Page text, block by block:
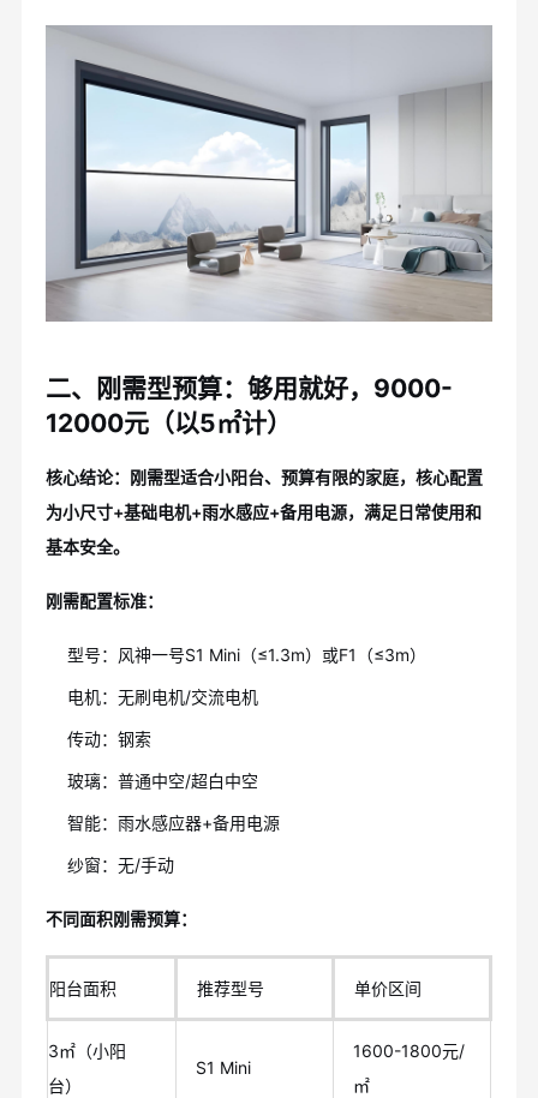
二、刚需型预算：够用就好，9000-
12000元（以5㎡计）
核心结论：刚需型适合小阳台、预算有限的家庭，核心配置
为小尺寸+基础电机+雨水感应+备用电源，满足日常使用和
基本安全。
刚需配置标准：
型号：风神一号S1 Mini（≤1.3m）或F1（≤3m）
电机：无刷电机/交流电机
传动：钢索
玻璃：普通中空/超白中空
智能：雨水感应器+备用电源
纱窗：无/手动
不同面积刚需预算：
阳台面积 推荐型号 单价区间
3㎡（小阳
台）
S1 Mini
1600-1800元/
㎡